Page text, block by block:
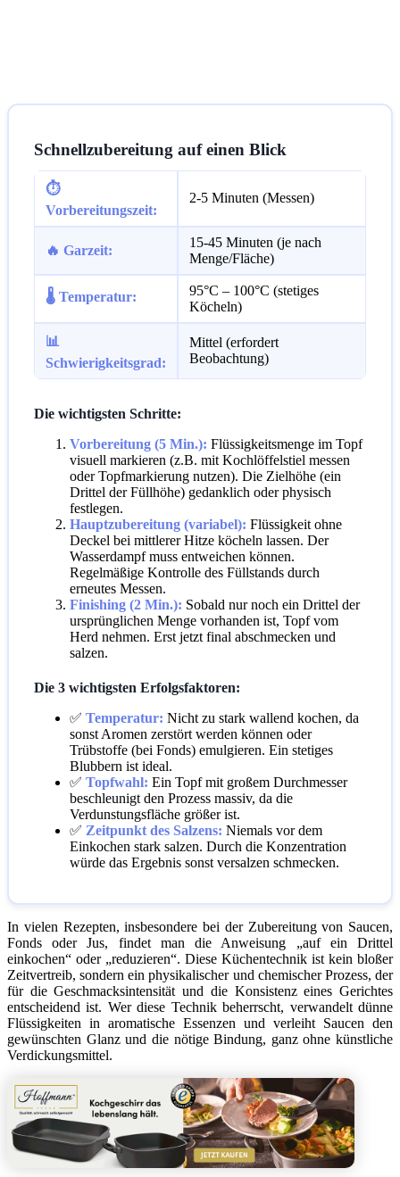
Schnellzubereitung auf einen Blick
⏱️
Vorbereitungszeit:
2-5 Minuten (Messen)
🔥 Garzeit:
15-45 Minuten (je nach
Menge/Fläche)
🌡️ Temperatur:
95°C – 100°C (stetiges
Köcheln)
📊
Schwierigkeitsgrad:
Mittel (erfordert
Beobachtung)
Die wichtigsten Schritte:
Vorbereitung (5 Min.): Flüssigkeitsmenge im Topf
visuell markieren (z.B. mit Kochlöffelstiel messen
oder Topfmarkierung nutzen). Die Zielhöhe (ein
Drittel der Füllhöhe) gedanklich oder physisch
festlegen.
Hauptzubereitung (variabel): Flüssigkeit ohne
Deckel bei mittlerer Hitze köcheln lassen. Der
Wasserdampf muss entweichen können.
Regelmäßige Kontrolle des Füllstands durch
erneutes Messen.
Finishing (2 Min.): Sobald nur noch ein Drittel der
ursprünglichen Menge vorhanden ist, Topf vom
Herd nehmen. Erst jetzt final abschmecken und
salzen.
Die 3 wichtigsten Erfolgsfaktoren:
✅ Temperatur: Nicht zu stark wallend kochen, da
sonst Aromen zerstört werden können oder
Trübstoffe (bei Fonds) emulgieren. Ein stetiges
Blubbern ist ideal.
✅ Topfwahl: Ein Topf mit großem Durchmesser
beschleunigt den Prozess massiv, da die
Verdunstungsfläche größer ist.
✅ Zeitpunkt des Salzens: Niemals vor dem
Einkochen stark salzen. Durch die Konzentration
würde das Ergebnis sonst versalzen schmecken.
In vielen Rezepten, insbesondere bei der Zubereitung von Saucen,
Fonds oder Jus, findet man die Anweisung „auf ein Drittel
einkochen“ oder „reduzieren“. Diese Küchentechnik ist kein bloßer
Zeitvertreib, sondern ein physikalischer und chemischer Prozess, der
für die Geschmacksintensität und die Konsistenz eines Gerichtes
entscheidend ist. Wer diese Technik beherrscht, verwandelt dünne
Flüssigkeiten in aromatische Essenzen und verleiht Saucen den
gewünschten Glanz und die nötige Bindung, ganz ohne künstliche
Verdickungsmittel.